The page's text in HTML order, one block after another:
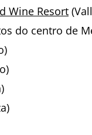
Wine Resort
do centro de